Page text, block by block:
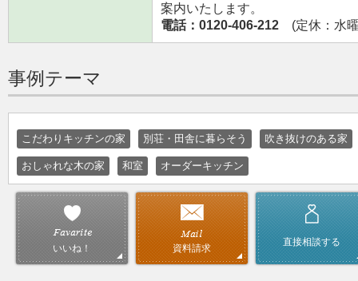
案内いたします。
電話：0120-406-212 (定休：水
事例テーマ
こだわりキッチンの家 別荘・田舎に暮らそう 吹き抜けのある家
おしゃれな木の家 和室 オーダーキッチン
いいね！ 資料請求
直接相談する